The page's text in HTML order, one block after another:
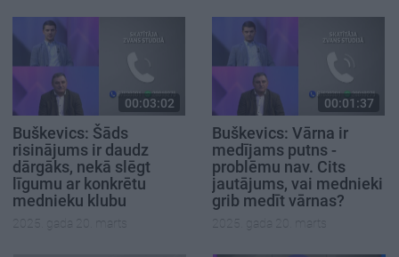
00:03:02
Buškevics: Šāds
risinājums ir daudz
dārgāks, nekā slēgt
līgumu ar konkrētu
mednieku klubu
2025. gada 20. marts
00:01:37
Buškevics: Vārna ir
medījams putns -
problēmu nav. Cits
jautājums, vai mednieki
grib medīt vārnas?
2025. gada 20. marts